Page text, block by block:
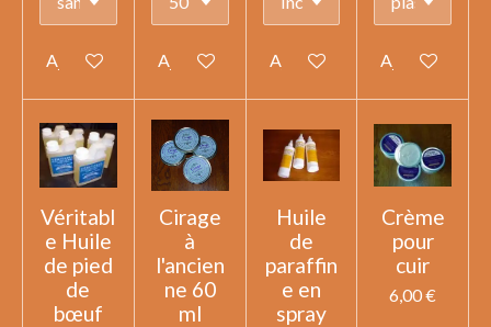
Ajouter au panierAjouter au panierAjouter au panierAjouter au
Véritabl
e Huile
de pied
de
bœuf
Cirage
à
l'ancien
ne 60
ml
Huile
de
paraffin
e en
spray
Crème
pour
cuir
6,00 €